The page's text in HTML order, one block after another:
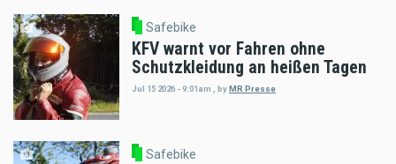
Safebike
KFV warnt vor Fahren ohne
Schutzkleidung an heißen Tagen
Jul 15 2026 - 9:01am byMR Presse
Safebike